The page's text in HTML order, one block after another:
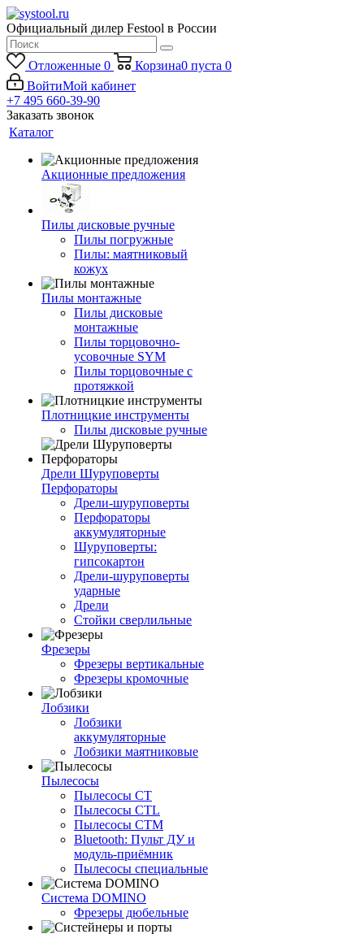
Официальный дилер Festool в России
Отложенные 0 Корзина0 пуста 0
ВойтиМой кабинет
+7 495 660-39-90
Заказать звонок
Каталог
Акционные предложения
Пилы дисковые ручные
Пилы погружные
Пилы: маятниковый
кожух
Пилы монтажные
Пилы дисковые
монтажные
Пилы торцовочно-
усовочные SYM
Пилы торцовочные с
протяжкой
Плотницкие инструменты
Пилы дисковые ручные
Дрели Шуруповерты
Перфораторы
Дрели-шуруповерты
Перфораторы
аккумуляторные
Шуруповерты:
гипсокартон
Дрели-шуруповерты
ударные
Дрели
Стойки сверлильные
Фрезеры
Фрезеры вертикальные
Фрезеры кромочные
Лобзики
Лобзики
аккумуляторные
Лобзики маятниковые
Пылесосы
Пылесосы CT
Пылесосы CTL
Пылесосы CTM
Bluetooth: Пульт ДУ и
модуль-приёмник
Пылесосы специальные
Система DOMINO
Фрезеры дюбельные